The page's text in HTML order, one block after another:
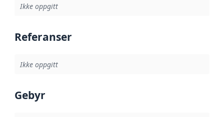
Ikke oppgitt
Referanser
Ikke oppgitt
Gebyr